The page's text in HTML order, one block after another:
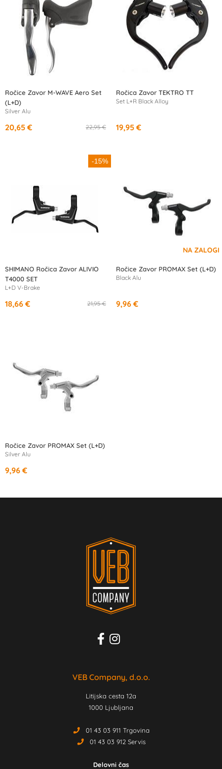
Ročice Zavor M-WAVE Aero Set
(L+D)
Silver Alu
22,95 €
20,65 €
Ročica Zavor TEKTRO TT
Set L+R Black Alloy
19,95 €
-15%
SHIMANO Ročica Zavor ALIVIO
T4000 SET
L+D V-Brake
21,95 €
18,66 €
Ročice Zavor PROMAX Set (L+D)
Black Alu
9,96 €
Ročice Zavor PROMAX Set (L+D)
Silver Alu
9,96 €
VEB Company, d.o.o.
Litijska cesta 12a
1000 Ljubljana
01 43 03 911 Trgovina
01 43 03 912 Servis
Delovni čas